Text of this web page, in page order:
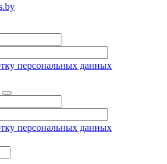
персональных данных
персональных данных